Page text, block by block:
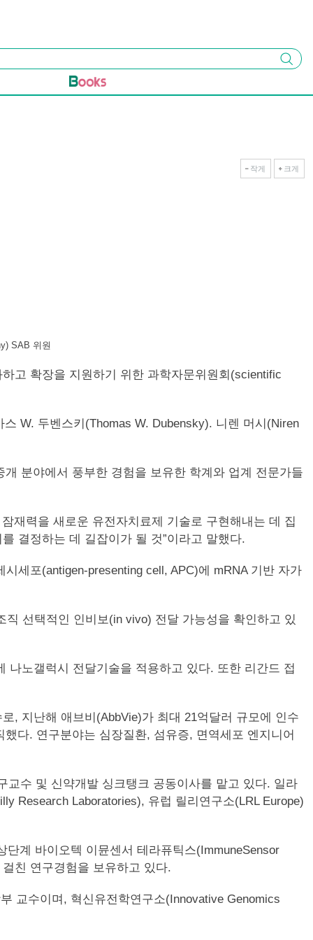
검색
작게 크게
SAB 위원
고 확장을 지원하기 위한 과학자문위원회(scientific
W. 두벤스키(Thomas W. Dubensky). 니렌 머시(Niren
분야에서 풍부한 경험을 보유한 학계와 업계 전문가들
재력을 새로운 유전자치료제 기술로 구현해내는 데 집
결정하는 데 길잡이가 될 것”이라고 말했다.
세포(antigen-presenting cell, APC)에 mRNA 기반 자가
선택적인 인비보(in vivo) 전달 가능성을 확인하고 있
나노갤럭시 전달기술을 적용하고 있다. 또한 리간드 접
, 지난해 애브비(AbbVie)가 최대 21억달러 규모에 인수
다. 연구분야는 심장질환, 섬유증, 면역세포 엔지니어
교수 및 신약개발 싱크탱크 공동이사를 맡고 있다. 일라
Research Laboratories), 유럽 릴리연구소(LRL Europe)
계 바이오텍 이뮨센서 테라퓨틱스(ImmuneSensor
친 연구경험을 보유하고 있다.
교수이며, 혁신유전학연구소(Innovative Genomics